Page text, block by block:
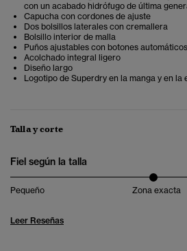
con un acabado hidrófugo de última
Capucha con cordones de ajuste
Dos bolsillos laterales con cremallera
Bolsillo interior de malla
Puños ajustables con botones automáticos
Acolchado integral ligero
Diseño largo
Logotipo de Superdry en la manga y en la
Talla y corte
Fiel según la talla
Pequeño Zona exacta
Leer Reseñas